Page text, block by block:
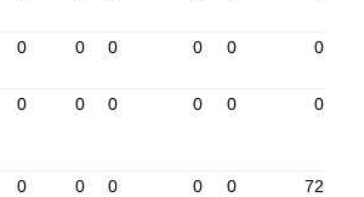
0 0 0 0 0 0
0 0 0 0 0 0
0 0 0 0 0 72